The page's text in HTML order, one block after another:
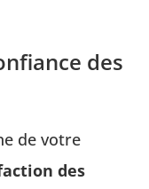
des
de votre
des